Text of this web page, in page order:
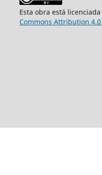
Esta obra está
Commons Attribution